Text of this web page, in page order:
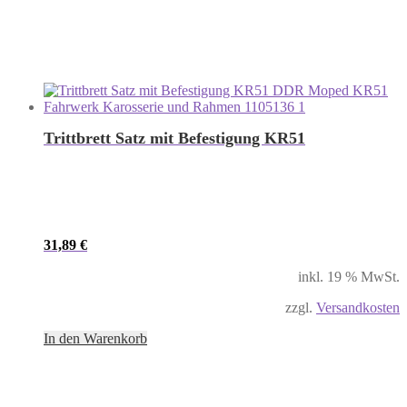
Trittbrett Satz mit Befestigung KR51
31,89 €
inkl. 19 % MwSt.
zzgl. Versandkosten
In den Warenkorb